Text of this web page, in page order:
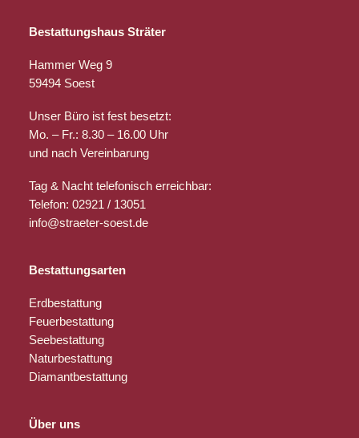
Bestattungshaus Sträter
Hammer Weg 9
59494 Soest
Unser Büro ist fest besetzt:
Mo. – Fr.: 8.30 – 16.00 Uhr
und nach Vereinbarung
Tag & Nacht telefonisch erreichbar:
Telefon: 02921 / 13051
info@straeter-soest.de
Bestattungsarten
Erdbestattung
Feuerbestattung
Seebestattung
Naturbestattung
Diamantbestattung
Über uns